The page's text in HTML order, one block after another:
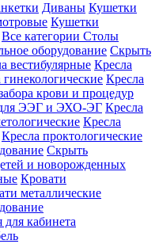
Диваны Кушетки
Кушетки
Все категории Столы
оборудование Скрыть
вестибулярные Кресла
гинекологические Кресла
крови и процедур
ЭЭГ и ЭХО-ЭГ Кресла
Кресла
Кресла проктологические
Скрыть
и новорожденных
Кровати
металлические
кабинета